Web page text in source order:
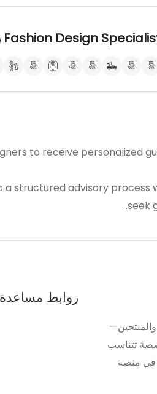
Fashion Design
to receive personalized
structured advisory
seek
تتناسب
في منصة
روابط مساعدة